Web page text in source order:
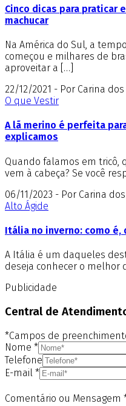
Cinco dicas para praticar
machucar
Na América do Sul, a
começou e milhares de
aproveitar a […]
22/12/2021 - Por Carina dos
O que Vestir
A lã merino é perfeita
explicamos
Quando falamos em tricô,
vem à cabeça? Se você
06/11/2023 - Por Carina
Alto Ágide
Itália no inverno: como
A Itália é um daqueles
deseja conhecer o melhor
Publicidade
Central de
*Campos de
Nome *
Telefone
E-mail *
Comentário ou Mensagem